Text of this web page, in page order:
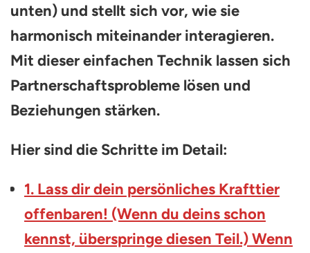
unten) und stellt sich vor, wie sie
harmonisch miteinander interagieren.
Mit dieser einfachen Technik lassen sich
Partnerschaftsprobleme lösen und
Beziehungen stärken.
Hier sind die Schritte im Detail:
1. Lass dir dein persönliches Krafttier
offenbaren! (Wenn du deins schon
kennst, überspringe diesen Teil.) Wenn